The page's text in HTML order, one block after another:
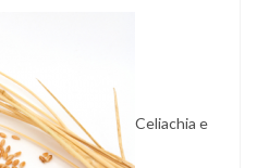
Celiachia e